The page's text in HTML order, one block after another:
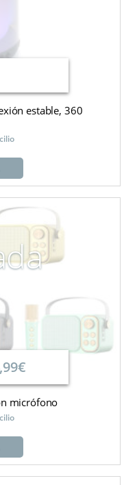
estable, 360
micrófono